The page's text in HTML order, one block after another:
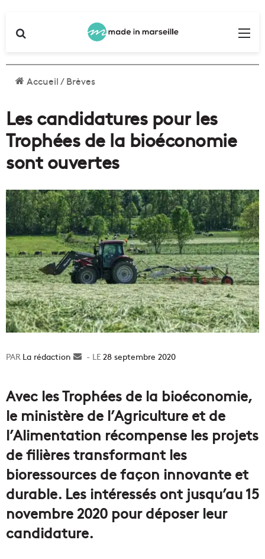
Accueil/Brèves
Les candidatures pour les
Trophées de la bioéconomie
sont ouvertes
La rédaction
Envoyer28 septembre 2020
Avec les Trophées de la bioéconomie,
le ministère de l’Agriculture et de
l’Alimentation récompense les projets
de filières transformant les
bioressources de façon innovante et
durable. Les intéressés ont jusqu’au 15
novembre 2020 pour déposer leur
candidature.